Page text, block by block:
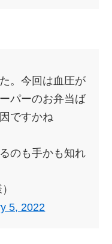
。今回は血圧が
パーのお弁当ば
ですかね
のも手かも知れ
5, 2022